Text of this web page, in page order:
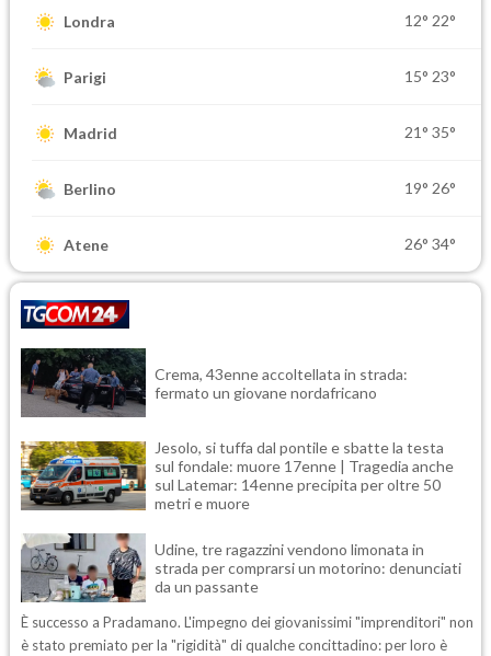
Londra 12° 22°
Parigi 15° 23°
Madrid 21° 35°
Berlino 19° 26°
Atene 26° 34°
Crema, 43enne accoltellata in strada:
fermato un giovane nordafricano
Jesolo, si tuffa dal pontile e sbatte la testa
sul fondale: muore 17enne | Tragedia anche
sul Latemar: 14enne precipita per oltre 50
metri e muore
Udine, tre ragazzini vendono limonata in
strada per comprarsi un motorino: denunciati
da un passante
È successo a Pradamano. L'impegno dei giovanissimi "imprenditori" non
è stato premiato per la "rigidità" di qualche concittadino: per loro è